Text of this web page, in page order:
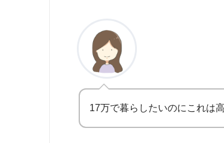
17万で暮らしたいのにこれは